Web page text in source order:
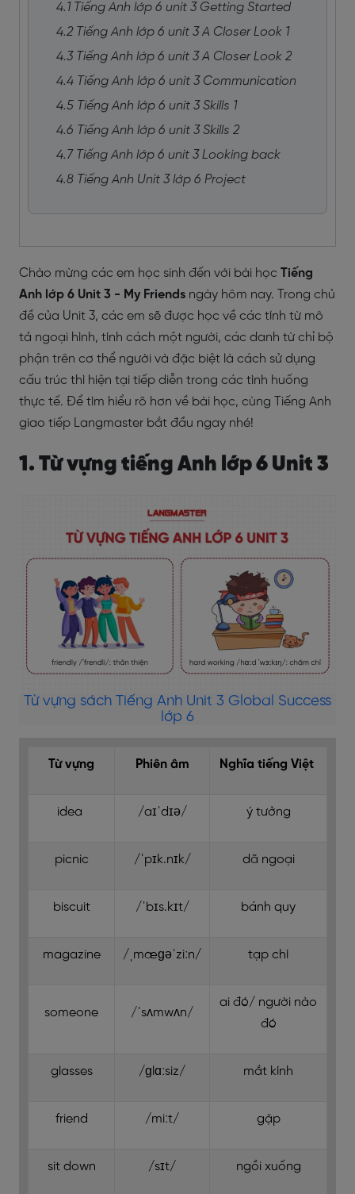
4.1 Tiếng Anh lớp 6 unit 3 Getting Started
4.2 Tiếng Anh lớp 6 unit 3 A Closer Look 1
4.3 Tiếng Anh lớp 6 unit 3 A Closer Look 2
4.4 Tiếng Anh lớp 6 unit 3 Communication
4.5 Tiếng Anh lớp 6 unit 3 Skills 1
4.6 Tiếng Anh lớp 6 unit 3 Skills 2
4.7 Tiếng Anh lớp 6 unit 3 Looking back
4.8 Tiếng Anh Unit 3 lớp 6 Project
Chào mừng các em học sinh đến với bài học Tiếng
Anh lớp 6 Unit 3 - My Friends ngày hôm nay.
Trong chủ
đề của Unit 3, các em sẽ được học về các tính từ mô
tả ngoại hình, tính cách một người, các danh từ chỉ bộ
phận trên cơ thể người và đặc biệt là cách sử dụng
cấu trúc thì hiện tại tiếp diễn trong các tình huống
thực tế. Để tìm hiểu rõ hơn về bài học, cùng Tiếng Anh
giao tiếp Langmaster bắt đầu ngay nhé!
1. Từ vựng tiếng Anh lớp 6 Unit 3
Từ vựng sách Tiếng Anh Unit 3 Global Success
lớp 6
Từ vựng Phiên âm Nghĩa tiếng Việt
idea /aɪˈdɪə/ ý tưởng
picnic /ˈpɪk.nɪk/ dã ngoại
biscuit /ˈbɪs.kɪt/ bánh quy
magazine /ˌmæɡəˈziːn/ tạp chí
someone /ˈsʌmwʌn/
ai đó/ người nào
đó
glasses /ɡlɑːsiz/ mắt kính
friend /miːt/ gặp
sit down /sɪt/ ngồi xuống